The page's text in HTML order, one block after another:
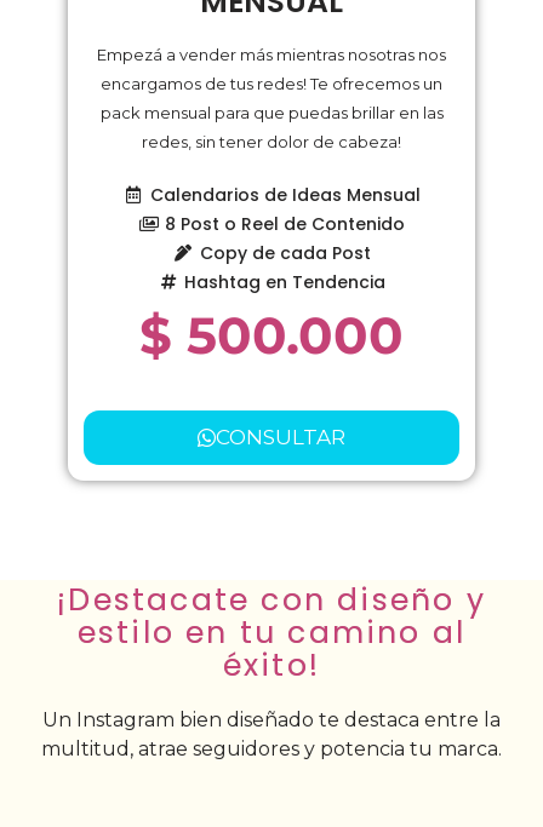
Empezá a vender más mientras nosotras nos
encargamos de tus redes! Te ofrecemos un
pack mensual para que puedas brillar en las
redes, sin tener dolor de cabeza!
Calendarios de Ideas Mensual
8 Post o Reel de Contenido
Copy de cada Post
Hashtag en Tendencia
$ 500.000
CONSULTAR
¡Destacate con diseño y
estilo en tu camino al
éxito!
Un Instagram bien diseñado te destaca entre la
multitud, atrae seguidores y potencia tu marca.